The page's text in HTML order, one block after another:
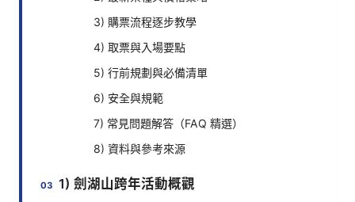
3) 購票流程逐步教學
4) 取票與入場要點
5) 行前規劃與必備清單
6) 安全與規範
7) 常見問題解答（FAQ 精選）
8) 資料與參考來源
1) 劍湖山跨年活動概觀